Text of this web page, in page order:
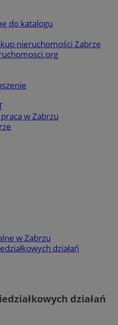
do katalogu
nieruchomości Zabrze
w Zabrzu
w Zabrzu
działań
działań